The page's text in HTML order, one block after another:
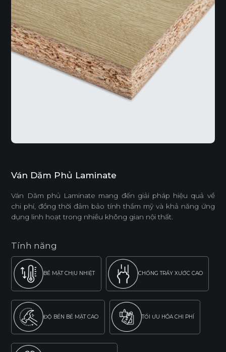
Ván Dăm Phủ Laminate
Ván Dăm phủ Laminate mang đến giải pháp hiệu quả về
chi phí, đồng thời đảm bảo tính thẩm mỹ và khả năng ứng
dụng linh hoạt trong nhiều không gian nội thất.
Tính năng
BỀ MẶT CHỊU NHIỆT CHỐNG TRẦY XƯỚC CAO
ĐỘ BỀN BỀ MẶT CAO TỐI ƯU HÓA CHI PHÍ